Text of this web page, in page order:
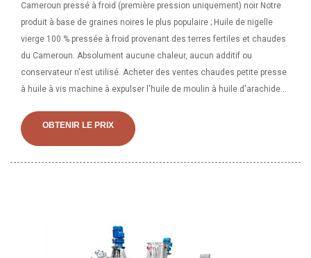
Cameroun pressé à froid (première pression uniquement) noir Notre
produit à base de graines noires le plus populaire ; Huile de nigelle
vierge 100 % pressée à froid provenant des terres fertiles et chaudes
du Cameroun. Absolument aucune chaleur, aucun additif ou
conservateur n'est utilisé. Acheter des ventes chaudes petite presse
à huile à vis machine à expulser l'huile de moulin à huile d'arachide
ondes, distributeur de machine à huile de coton Fournisseurs de
services en ligne. Accueil>Produits>Machine à huile de coton>
OBTENIR LE PRIX